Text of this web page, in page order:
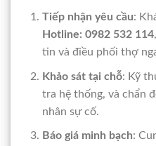
Tiếp nhận yêu cầu:
Hotline: 0982 532 114
tin và điều phối thợ
Khảo sát tại chỗ: Kỹ
tra hệ thống, và chẩn
nhân sự cố.
Báo giá minh bạch: